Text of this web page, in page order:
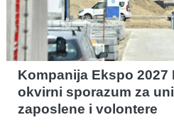
Kompanija Ekspo 2027
okvirni sporazum za
zaposlene i volontere